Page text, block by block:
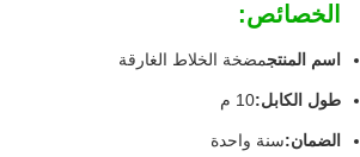
الخصائص:
اسم المنتجمضخة الخلاط الغارقة
طول الكابل:10 م
الضمان:سنة واحدة